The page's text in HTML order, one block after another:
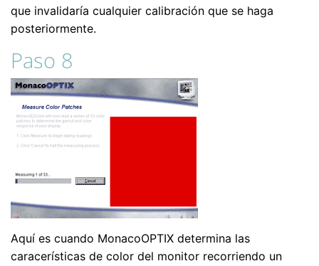
que invalidaría cualquier calibración que se haga
posteriormente.
Paso 8
Aquí es cuando MonacoOPTIX determina las
caracerísticas de color del monitor recorriendo un